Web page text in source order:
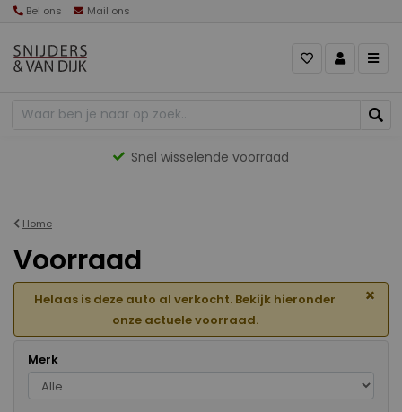
Bel ons Mail ons
Gevarieerd aanbod
Home
Voorraad
Helaas is deze auto al verkocht. Bekijk hieronder
onze actuele voorraad.
×
Merk